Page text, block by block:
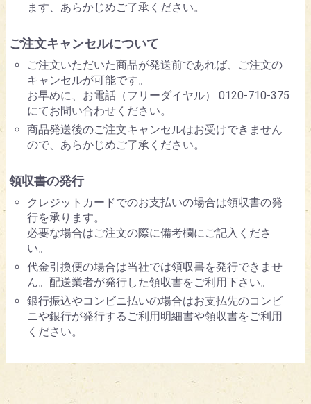
ます、あらかじめご了承ください。
ご注文キャンセルについて
ご注文いただいた商品が発送前であれば、ご注文の
キャンセルが可能です。
お早めに、お電話（フリーダイヤル） 0120-710-375
にてお問い合わせください。
商品発送後のご注文キャンセルはお受けできません
ので、あらかじめご了承ください。
領収書の発行
クレジットカードでのお支払いの場合は領収書の発
行を承ります。
必要な場合はご注文の際に備考欄にご記入くださ
い。
代金引換便の場合は当社では領収書を発行できませ
ん。配送業者が発行した領収書をご利用下さい。
銀行振込やコンビニ払いの場合はお支払先のコンビ
ニや銀行が発行するご利用明細書や領収書をご利用
ください。